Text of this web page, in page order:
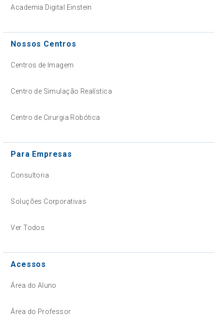
Academia Digital Einstein
Nossos Centros
Centros de Imagem
Centro de Simulação Realística
Centro de Cirurgia Robótica
Para Empresas
Consultoria
Soluções Corporativas
Ver Todos
Acessos
Área do Aluno
Área do Professor